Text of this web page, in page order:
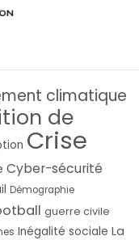
climatique
de
Crise
Cyber-sécurité
Démographie
guerre civile
Inégalité sociale La